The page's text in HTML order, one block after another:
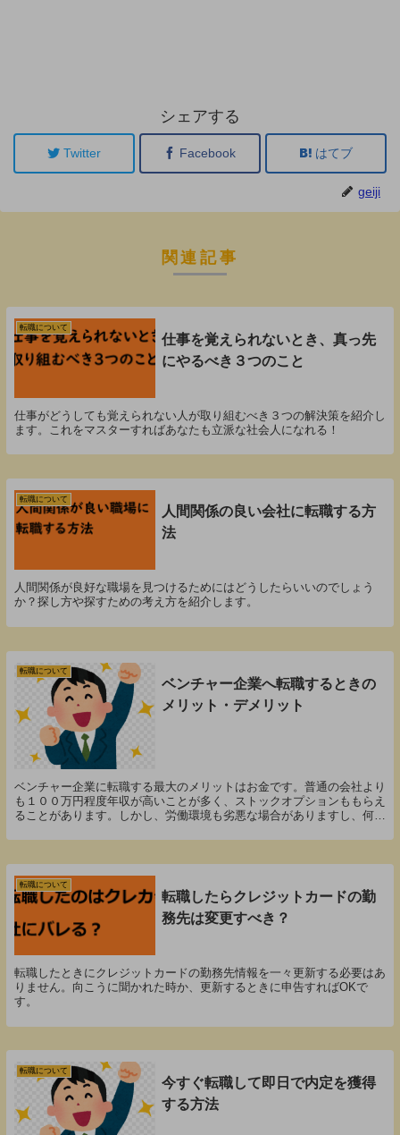
シェアする
Twitter Facebook はてブ
geiji
関連記事
転職について
仕事を覚えられないとき、真っ先
にやるべき３つのこと
仕事がどうしても覚えられない人が取り組むべき３つの解決策を紹介し
ます。これをマスターすればあなたも立派な社会人になれる！
転職について
人間関係の良い会社に転職する方
法
人間関係が良好な職場を見つけるためにはどうしたらいいのでしょう
か？探し方や探すための考え方を紹介します。
転職について
ベンチャー企業へ転職するときの
メリット・デメリット
ベンチャー企業に転職する最大のメリットはお金です。普通の会社より
も１００万円程度年収が高いことが多く、ストックオプションももらえ
ることがあります。しかし、労働環境も劣悪な場合がありますし、何よ
う。
転職について
転職したらクレジットカードの勤
務先は変更すべき？
転職したときにクレジットカードの勤務先情報を一々更新する必要はあ
りません。向こうに聞かれた時か、更新するときに申告すればOKで
す。
転職について
今すぐ転職して即日で内定を獲得
する方法